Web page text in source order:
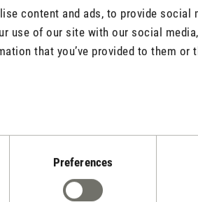
content and ads, to provide
use of our site with our social
that you’ve provided to them or
Preferences
Ein nettesTelefonat mit dem
hat mich positiv stark beeindruckt.
ein Highlight
und tut problemlos +
ist aus Kunststoff und nicht aus